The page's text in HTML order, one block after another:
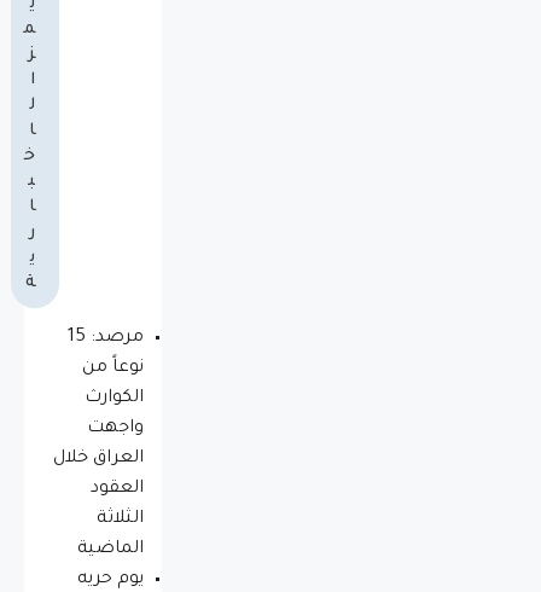
ي
م
ز
ا
ل
ا
خ
ب
ا
ر
ي
ة
مرصد: 15
نوعاً من
الكوارث
واجهت
العراق خلال
العقود
الثلاثة
الماضية
يوم حريه